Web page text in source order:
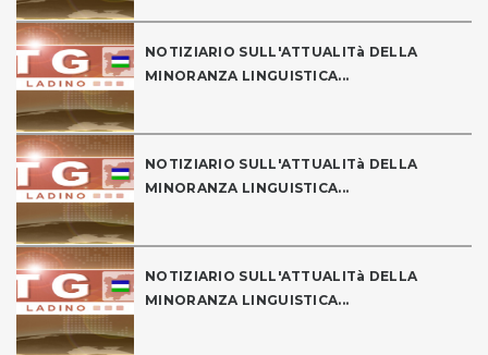
NOTIZIARIO SULL'ATTUALITà DELLA
MINORANZA LINGUISTICA...
NOTIZIARIO SULL'ATTUALITà DELLA
MINORANZA LINGUISTICA...
NOTIZIARIO SULL'ATTUALITà DELLA
MINORANZA LINGUISTICA...